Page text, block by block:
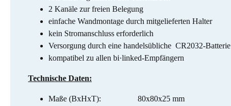
2 Kanäle zur freien Belegung
einfache Wandmontage durch mitgelieferten Halter
kein Stromanschluss erforderlich
Versorgung durch eine handelsübliche CR2032-Batterie
kompatibel zu allen bi·linked-Empfängern
Technische Daten:
Maße (BxHxT): 80x80x25 mm